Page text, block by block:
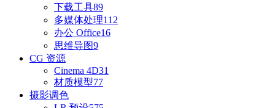
下载工具89
多媒体处理112
办公 Office16
思维导图9
CG 资源
Cinema 4D31
材质模型77
摄影调色